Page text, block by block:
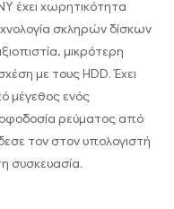
έχει χωρητικότητα
σκληρών δίσκων
μικρότερη
με τους HDD. Έχει
μέγεθος ενός
ρεύματος από
τον στον υπολογιστή
συσκευασία.